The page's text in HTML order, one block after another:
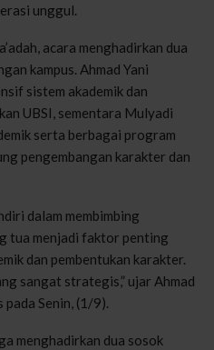
unggul.
acara menghadirkan dua
kampus. Ahmad Yani
sistem akademik dan
UBSI, sementara Mulyadi
serta berbagai program
pengembangan karakter dan
dalam membimbing
tua menjadi faktor penting
dan pembentukan karakter.
sangat strategis,” ujar Ahmad
Senin, (1/9).
menghadirkan dua sosok